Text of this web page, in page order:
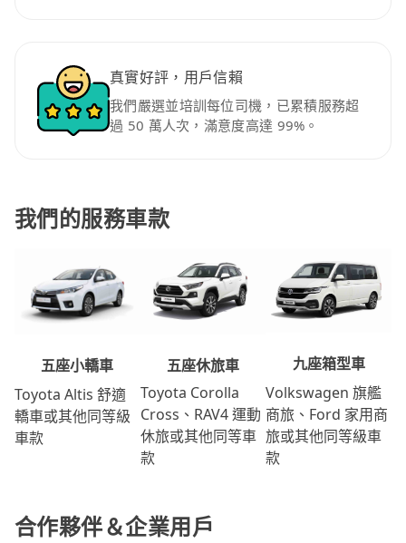
真實好評，用戶信賴
我們嚴選並培訓每位司機，已累積服務超
過 50 萬人次，滿意度高達 99%。
我們的服務車款
五座小轎車
Toyota Altis 舒適
轎車或其他同等級
車款
五座休旅車
Toyota Corolla
Cross、RAV4 運動
休旅或其他同等車
款
九座箱型車
Volkswagen 旗艦
商旅、Ford 家用商
旅或其他同等級車
款
合作夥伴＆企業用戶